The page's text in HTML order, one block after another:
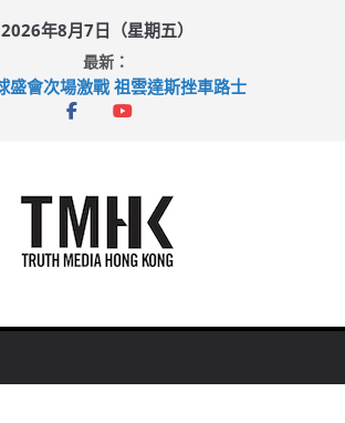
2026年8月7日（星期五）
最新：
公屋富戶申報表 倉管員准保釋候訊
盛會次場激戰 祖雲達斯挫車路士